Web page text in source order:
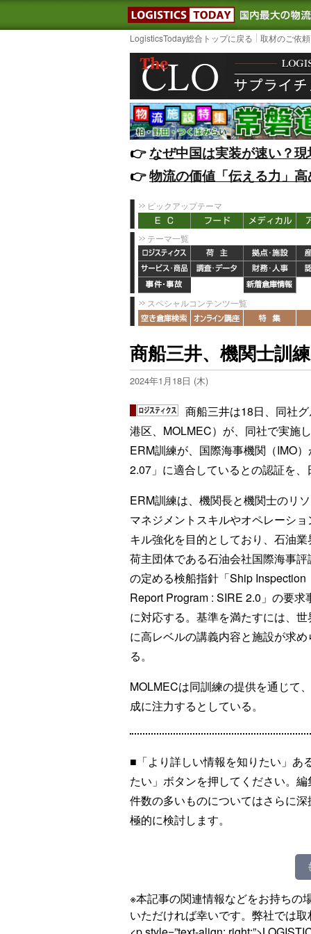
LOGISTICS
LogisticsToday総合トップに戻る 取材のご依
👉️なぜ中国は実装が速い？
👉️物流の価値「伝える力」
ピックアップテーマ
テーマ一覧
スペシャルコンテンツ一覧
商船三井、機関士訓
2024年1月18日 (木)
商船三井は18日、同社
港区、MOLMEC）が、同社で実施
ERM訓練が、国際海事機関（IMO
2.07」に適合しているとの認証を
ERM訓練は、機関長と機関士のリ
マネジメントスキルやオペレーショ
キル強化を目的としており、石油業
荷主団体である石油会社国際海事評
の定める検船指針「Ship Inspection
Report Program : SIRE 2.0」の要求
に対応する。基準を満たすには、世
に高レベルの講義内容と施設が求め
る。
MOLMECは同訓練の提供を通じて
成に注力するとしている。
■「より詳しい情報を知りたい」あ
たい」ボタンを押してください。
件数の多いものについてはさらに
極的に検討します。
※本記事の関連情報などをお持ちの
いただければ幸いです。弊社では